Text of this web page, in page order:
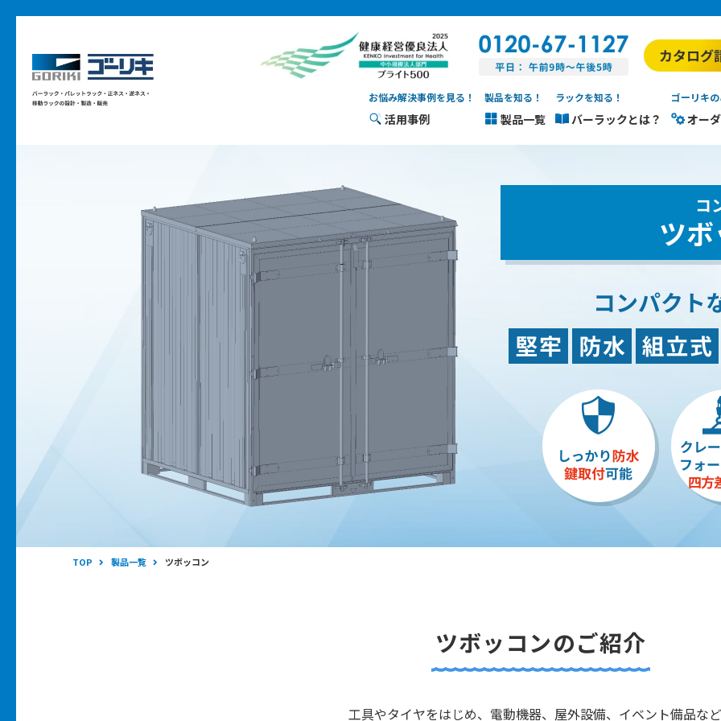
お悩み解決事例を見る！
活用事例
製品を知る！
製品一覧
ラックを知る！
バーラックとは？
ゴーリキ
オー
TOP 製品一覧 ツボッコン
ツボッコンのご紹介
工具やタイヤをはじめ、電動機器、屋外設備、イベント備品な